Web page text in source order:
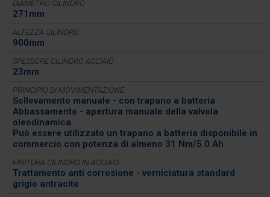
DIAMETRO CILINDRO
271mm
ALTEZZA CILINDRO
900mm
SPESSORE CILINDRO ACCIAIO
23mm
PRINCIPIO DI MOVIMENTAZIONE
Sollevamento manuale - con trapano a batteria
Abbassamento - apertura manuale della valvola
oleodinamica.
Può essere utilizzato un trapano a batteria disponibile in
commercio con potenza di almeno 31 Nm/5.0 Ah
FINITURA CILINDRO IN ACCIAIO
Trattamento anti corrosione - verniciatura standard
grigio antracite